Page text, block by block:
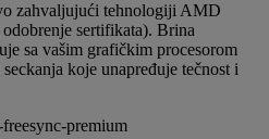
zahvaljujući tehnologiji AMD
sertifikata). Brina
sa vašim grafičkim procesorom
koje unapređuje tečnost i